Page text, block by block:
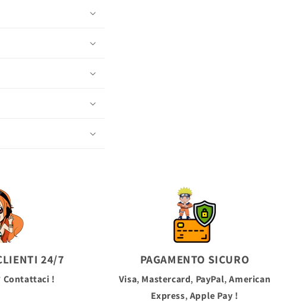
24/7
Contattaci !
PAGAMENTO SICURO
Visa, Mastercard, PayPal,American
Express,Apple Pay !